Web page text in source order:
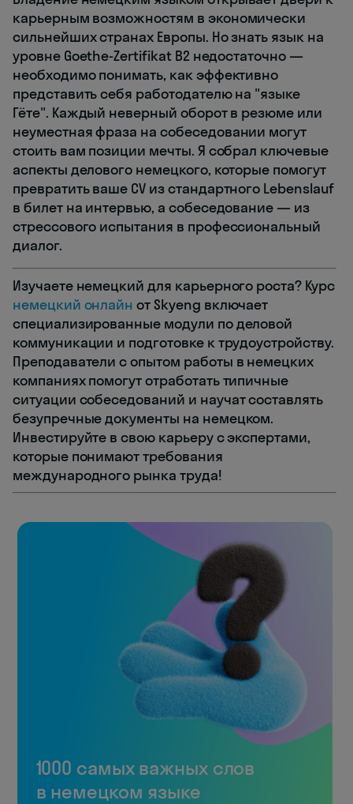
карьерным возможностям в экономически
сильнейших странах Европы. Но знать язык на
уровне Goethe-Zertifikat B2 недостаточно —
необходимо понимать, как эффективно
представить себя работодателю на "языке
Гёте". Каждый неверный оборот в резюме или
неуместная фраза на собеседовании могут
стоить вам позиции мечты. Я собрал ключевые
аспекты делового немецкого, которые помогут
превратить ваше CV из стандартного Lebenslauf
в билет на интервью, а собеседование — из
стрессового испытания в профессиональный
диалог.
Изучаете немецкий для карьерного роста? Курс
немецкий онлайн от Skyeng включает
специализированные модули по деловой
коммуникации и подготовке к трудоустройству.
Преподаватели с опытом работы в немецких
компаниях помогут отработать типичные
ситуации собеседований и научат составлять
безупречные документы на немецком.
Инвестируйте в свою карьеру с экспертами,
которые понимают требования
международного рынка труда!
1000 самых важных слов
в немецком языке